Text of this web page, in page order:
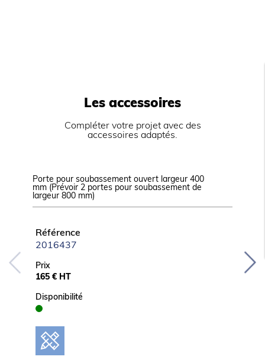
Les accessoires
Compléter votre projet avec des
accessoires adaptés.
Porte pour soubassement ouvert largeur 400
mm (Prévoir 2 portes pour soubassement de
largeur 800 mm)
Référence
2016437
Prix
165 € HT
Disponibilité
Prix
207 €